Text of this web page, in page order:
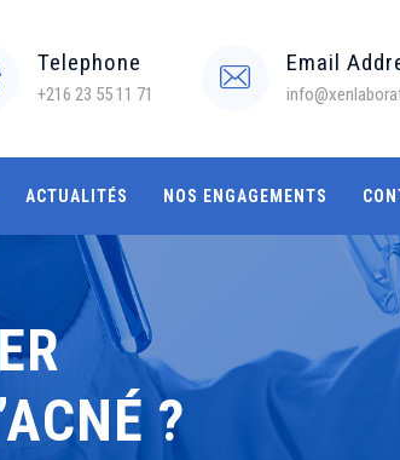
Telephone
+216 23 55 11 71
Email
ACTUALITÉS NOS ENGAGEMENTS
?